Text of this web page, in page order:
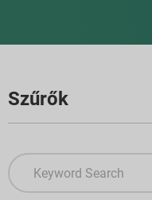
Szűrők
Product Search New
Search content